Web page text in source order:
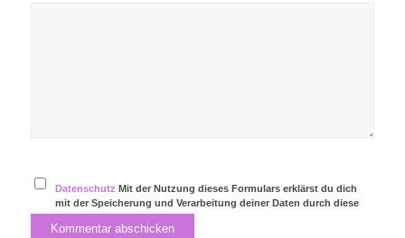
Datenschutz Mit der Nutzung dieses Formulars erklärst du dich
mit der Speicherung und Verarbeitung deiner Daten durch diese
Website einverstanden.